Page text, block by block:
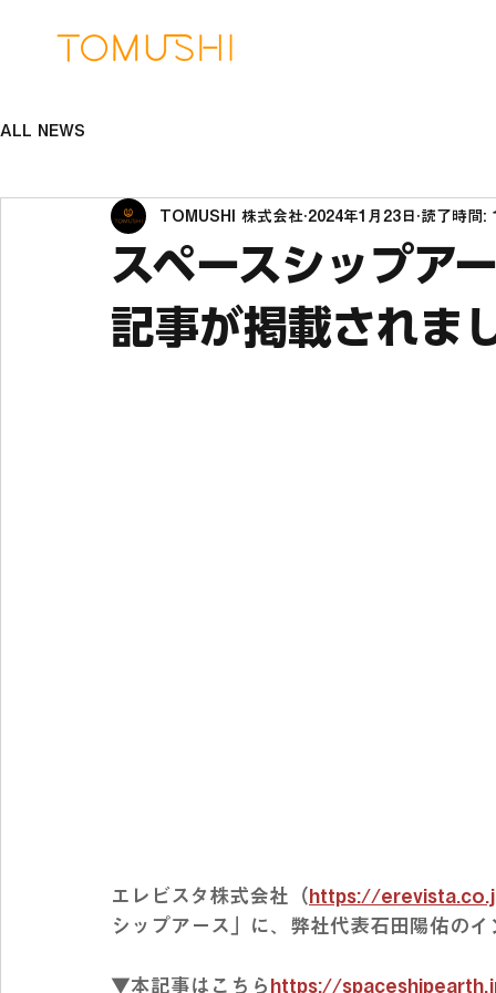
ALL NEWS
スペースシップア
記事が掲載されま
TOMUSHI 株式会社 2024年1月23日 読了時間:
エレビスタ株式会社（https://
シップアース」に、弊社代表石田陽佑の
▼本記事はこちら https://